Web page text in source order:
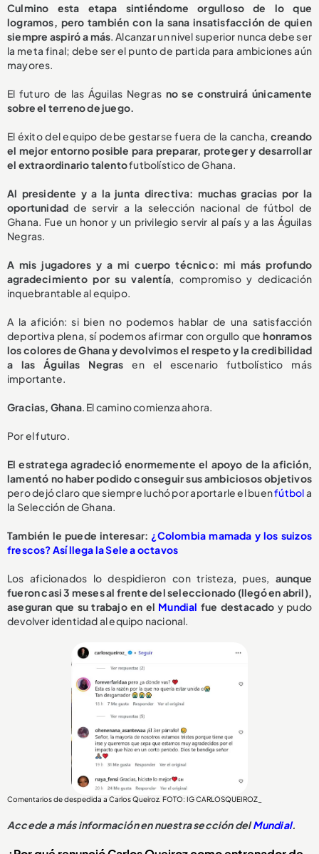
Culmino esta etapa sintiéndome orgulloso de lo que
logramos, pero también con la sana insatisfacción de quien
siempre aspiró a más . Alcanzar un nivel superior nunca debe ser
la meta final; debe ser el punto de partida para ambiciones aún
mayores.
El futuro de las Águilas Negras no se construirá únicamente
sobre el terreno de juego.
El éxito del equipo debe gestarse fuera de la cancha, creando
el mejor entorno posible para preparar, proteger y desarrollar
el extraordinario talentofutbolístico de Ghana.
Al presidente y a la junta directiva: muchas gracias por la
oportunidad de servir a la selección nacional de fútbol de
Ghana. Fue un honor y un privilegio servir al país y a las Águilas
Negras.
A mis jugadores y a mi cuerpo técnico: mi más profundo
agradecimiento por su valentía , compromiso y dedicación
inquebrantable al equipo.
A la afición: si bien no podemos hablar de una satisfacción
deportiva plena, sí podemos afirmar con orgullo quehonramos
los colores de Ghana y devolvimos el respeto y la credibilidad
a las Águilas Negras en el escenario futbolístico más
importante.
Gracias, Ghana. El camino comienza ahora.
Por el futuro.
El estratega agradeció enormemente el apoyo de la afición,
lamentó no haber podido conseguir sus ambiciosos objetivos
pero dejó claro que siempre luchó por aportarle el buenfútbola
la Selección de Ghana.
También le puede interesar: ¿Colombia mamada y los suizos
frescos? Así llega la Sele a octavos
Los aficionados lo despidieron con tristeza, pues, aunque
fueron casi 3 meses al frente del seleccionado (llegó en abril),
aseguran que su trabajo en el Mundial fue destacado y pudo
devolver identidad al equipo nacional.
Comentarios de despedida a Carlos Queiroz. FOTO: IG CARLOSQUEIROZ_
Accede a más información en nuestra sección delMundial.